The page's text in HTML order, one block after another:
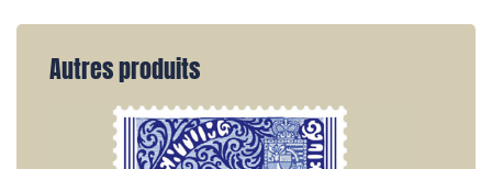
Autres produits